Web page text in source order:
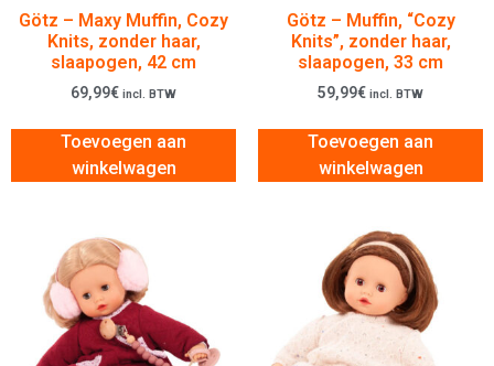
Götz – Maxy Muffin, Cozy
Knits, zonder haar,
slaapogen, 42 cm
69,99€ incl. BTW
Toevoegen aan
winkelwagen
Götz – Muffin, “Cozy
Knits”, zonder haar,
slaapogen, 33 cm
59,99€ incl. BTW
Toevoegen aan
winkelwagen